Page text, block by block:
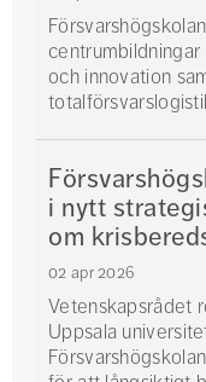
och innovation
i nytt
om
02 apr 2026
Vetenskapsrådet
Uppsala